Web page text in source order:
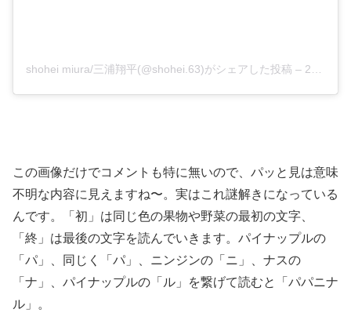
shohei miura/三浦翔平(@shohei.63)がシェアした投稿 – 2020年 2月月3日午前6時53分PST
この画像だけでコメントも特に無いので、パッと見は意味
不明な内容に見えますね〜。実はこれ謎解きになっている
んです。「初」は同じ色の果物や野菜の最初の文字、
「終」は最後の文字を読んでいきます。パイナップルの
「パ」、同じく「パ」、ニンジンの「ニ」、ナスの
「ナ」、パイナップルの「ル」を繋げて読むと「パパニナ
ル」。